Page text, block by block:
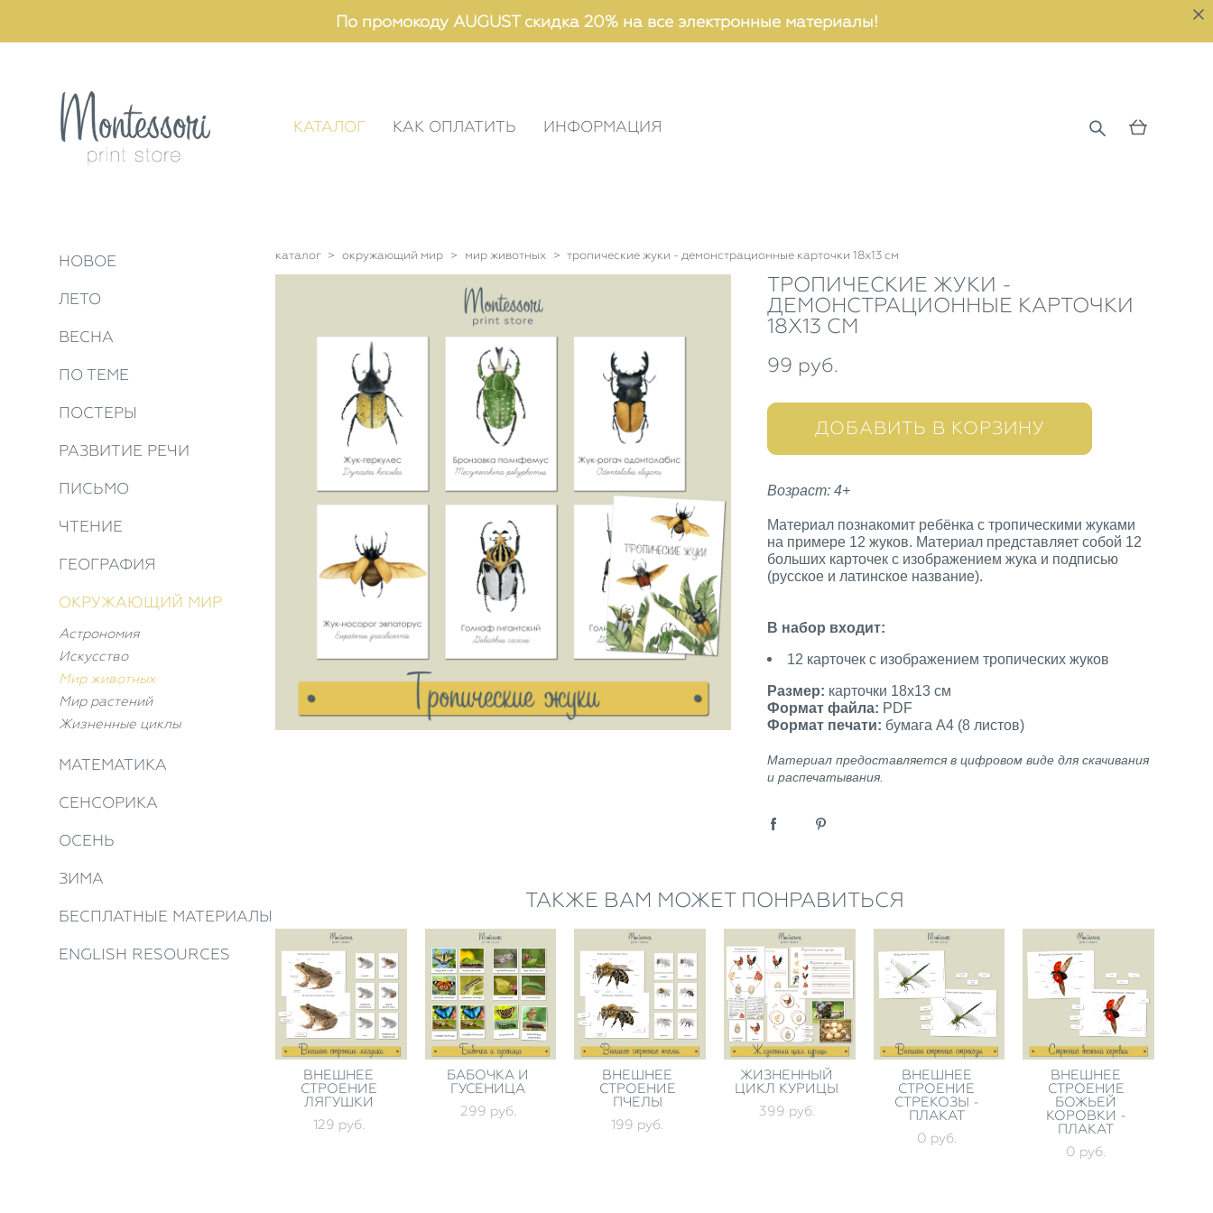
По промокоду AUGUST скидка 20% на все электронные материалы!
КАТАЛОГ КАК ОПЛАТИТЬ ИНФОРМАЦИЯ
НОВОЕ
ЛЕТО
ВЕСНА
ПО ТЕМЕ
ПОСТЕРЫ
РАЗВИТИЕ РЕЧИ
ПИСЬМО
ЧТЕНИЕ
ГЕОГРАФИЯ
ОКРУЖАЮЩИЙ МИР
Астрономия
Искусство
Мир животных
Мир растений
Жизненные циклы
МАТЕМАТИКА
СЕНСОРИКА
ОСЕНЬ
ЗИМА
БЕСПЛАТНЫЕ МАТЕРИАЛЫ
ENGLISH RESOURCES
каталог > окружающий мир > мир животных > тропические жуки - демонстрационные карточки 18х13 см
ТРОПИЧЕСКИЕ ЖУКИ -
ДЕМОНСТРАЦИОННЫЕ КАРТОЧКИ
18Х13 СМ
99 pуб.
ДОБАВИТЬ В КОРЗИНУ
Возраст: 4+
Материал познакомит ребёнка с тропическими жуками
на примере 12 жуков. Материал представляет собой 12
больших карточек с изображением жука и подписью
(русское и латинское название).
В набор входит:
12 карточек с изображением тропических жуков
Размер: карточки 18х13 см
Формат файла: PDF
Формат печати: бумага А4 (8 листов)
Материал предоставляется в цифровом виде для скачивания
и распечатывания.
ТАКЖЕ ВАМ МОЖЕТ ПОНРАВИТЬСЯ
ВНЕШНЕЕ
СТРОЕНИЕ
ЛЯГУШКИ
129 pуб.
БАБОЧКА И
ГУСЕНИЦА
299 pуб.
ВНЕШНЕЕ
СТРОЕНИЕ
ПЧЕЛЫ
199 pуб.
ЖИЗНЕННЫЙ
ЦИКЛ КУРИЦЫ
399 pуб.
ВНЕШНЕЕ
СТРОЕНИЕ
СТРЕКОЗЫ -
ПЛАКАТ
0 pуб.
ВНЕШНЕЕ
СТРОЕНИЕ
БОЖЬЕЙ
КОРОВКИ -
ПЛАКАТ
0 pуб.